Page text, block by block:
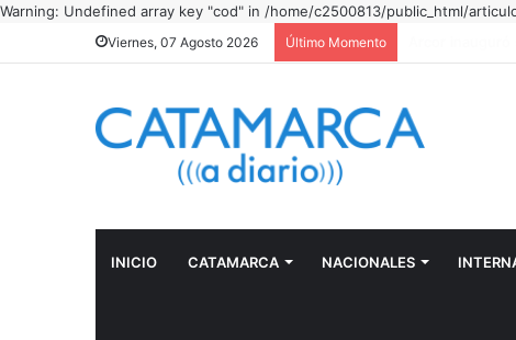
Warning: Undefined array key "cod" in /home/c2500813/public_html/
Viernes, 07 Agosto 2026 Último Momento
INICIO CATAMARCA NACIONALES